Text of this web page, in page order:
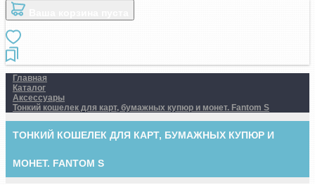
Главная
Каталог
Аксессуары
Тонкий кошелек для карт, бумажных купюр и монет. Fantom S
ТОНКИЙ КОШЕЛЕК ДЛЯ КАРТ, БУМАЖНЫХ КУПЮР И
МОНЕТ. FANTOM S